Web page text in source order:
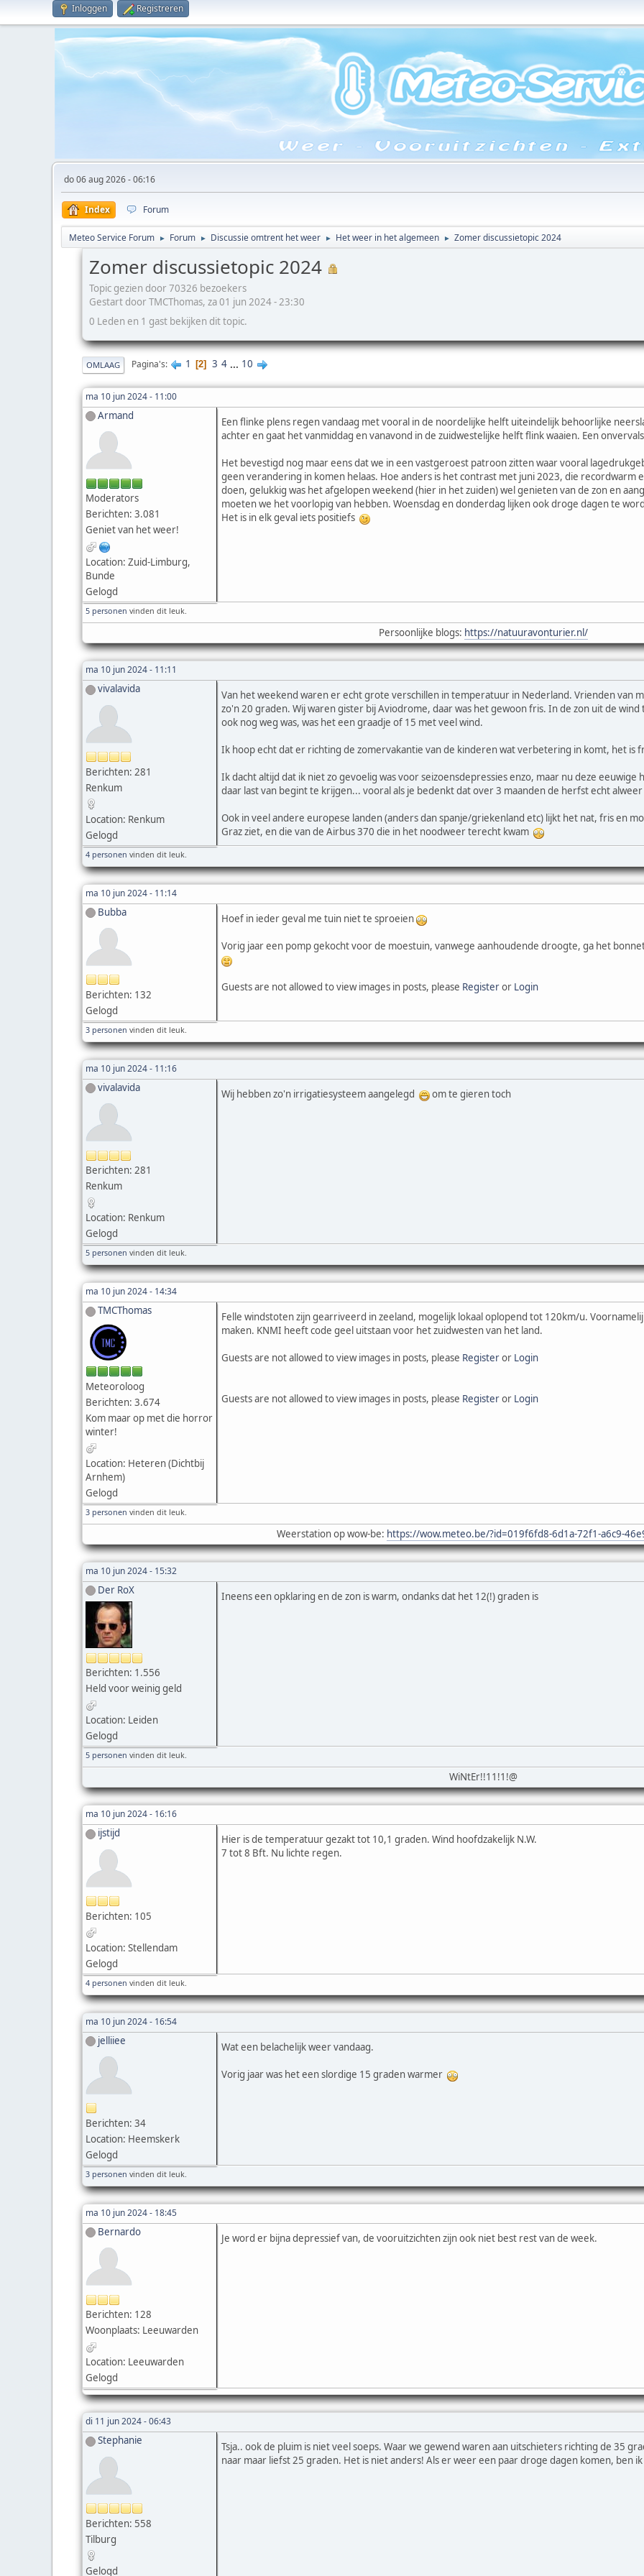
Inloggen Registreren
do 06 aug 2026 - 06:16
Index Forum
Meteo Service Forum ► Forum ► Discussie omtrent het weer ► Het weer in het algemeen ► Zomer discussietopic 2024
Zomer discussietopic 2024
Topic gezien door 70326 bezoekers
Gestart door TMCThomas, za 01 jun 2024 - 23:30
0 Leden en 1 gast bekijken dit topic.
OMLAAG Pagina's 1 2 3 4 ... 10
ma 10 jun 2024 - 11:00
Armand
Moderators
Berichten: 3.081
Geniet van het weer!
Location: Zuid-Limburg,
Bunde
Gelogd
Een flinke plens regen vandaag met vooral in de noordelijke helft uiteindelijk behoorlijke
achter en gaat het vanmiddag en vanavond in de zuidwestelijke helft flink waaien. Een
Het bevestigd nog maar eens dat we in een vastgeroest patroon zitten waar vooral
geen verandering in komen helaas. Hoe anders is het contrast met juni 2023, die recordwarm
doen, gelukkig was het afgelopen weekend (hier in het zuiden) wel genieten van de zon en
moeten we het voorlopig van hebben. Woensdag en donderdag lijken ook droge dagen te
Het is in elk geval iets positiefs
5 personen vinden dit leuk.
Persoonlijke blogs: https://natuuravonturier.nl/
ma 10 jun 2024 - 11:11
vivalavida
Berichten: 281
Renkum
Location: Renkum
Gelogd
Van het weekend waren er echt grote verschillen in temperatuur in Nederland. Vrienden van
zo'n 20 graden. Wij waren gister bij Aviodrome, daar was het gewoon fris. In de zon uit de
ook nog weg was, was het een graadje of 15 met veel wind.
Ik hoop echt dat er richting de zomervakantie van de kinderen wat verbetering in komt, het is
Ik dacht altijd dat ik niet zo gevoelig was voor seizoensdepressies enzo, maar nu deze
daar last van begint te krijgen... vooral als je bedenkt dat over 3 maanden de herfst echt
Ook in veel andere europese landen (anders dan spanje/griekenland etc) lijkt het nat, fris en
Graz ziet, en die van de Airbus 370 die in het noodweer terecht kwam
4 personen vinden dit leuk.
ma 10 jun 2024 - 11:14
Bubba
Berichten: 132
Gelogd
Hoef in ieder geval me tuin niet te sproeien
Vorig jaar een pomp gekocht voor de moestuin, vanwege aanhoudende droogte, ga het
Guests are not allowed to view images in posts, please Registeror Login
3 personen vinden dit leuk.
ma 10 jun 2024 - 11:16
vivalavida
Berichten: 281
Renkum
Location: Renkum
Gelogd
Wij hebben zo'n irrigatiesysteem aangelegd om te gieren toch
5 personen vinden dit leuk.
ma 10 jun 2024 - 14:34
TMCThomas
Meteoroloog
Berichten: 3.674
Kom maar op met die horror
winter!
Location: Heteren (Dichtbij
Arnhem)
Gelogd
Felle windstoten zijn gearriveerd in zeeland, mogelijk lokaal oplopend tot 120km/u.
maken. KNMI heeft code geel uitstaan voor het zuidwesten van het land.
Guests are not allowed to view images in posts, please Registeror Login
Guests are not allowed to view images in posts, please Registeror Login
3 personen vinden dit leuk.
Weerstation op wow-be: https://wow.meteo.be/?id=019f6fd8-6d1a-72f1-a6c9-
ma 10 jun 2024 - 15:32
Der RoX
Berichten: 1.556
Held voor weinig geld
Location: Leiden
Gelogd
Ineens een opklaring en de zon is warm, ondanks dat het 12(!) graden is
5 personen vinden dit leuk.
WiNtEr!!11!1!@
ma 10 jun 2024 - 16:16
ijstijd
Berichten: 105
Location: Stellendam
Gelogd
Hier is de temperatuur gezakt tot 10,1 graden. Wind hoofdzakelijk N.W.
7 tot 8 Bft. Nu lichte regen.
4 personen vinden dit leuk.
ma 10 jun 2024 - 16:54
jelliiee
Berichten: 34
Location: Heemskerk
Gelogd
Wat een belachelijk weer vandaag.
Vorig jaar was het een slordige 15 graden warmer
3 personen vinden dit leuk.
ma 10 jun 2024 - 18:45
Bernardo
Berichten: 128
Woonplaats: Leeuwarden
Location: Leeuwarden
Gelogd
Je word er bijna depressief van, de vooruitzichten zijn ook niet best rest van de week.
di 11 jun 2024 - 06:43
Stephanie
Berichten: 558
Tilburg
Gelogd
Tsja.. ook de pluim is niet veel soeps. Waar we gewend waren aan uitschieters richting de 35
naar maar liefst 25 graden. Het is niet anders! Als er weer een paar droge dagen komen, ben ik